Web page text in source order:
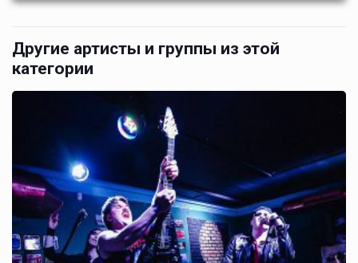
Другие артисты и группы из этой
категории